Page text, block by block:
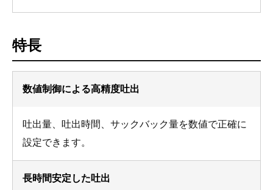
特長
数値制御による高精度吐出
吐出量、吐出時間、サックバック量を数値で正確に
設定できます。
長時間安定した吐出